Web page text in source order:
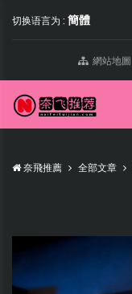
切换语言为 : 簡體
網站地圖
奈飛推薦 全部文章